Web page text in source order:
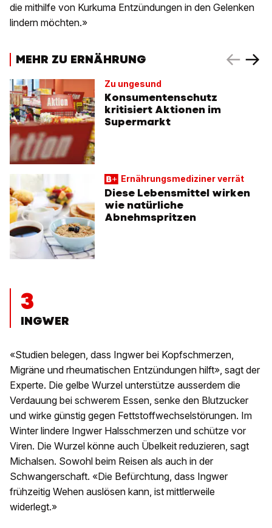
die mithilfe von Kurkuma Entzündungen in den Gelenken
lindern möchten.»
MEHR ZU ERNÄHRUNG
Zu ungesund
Konsumentenschutz
kritisiert Aktionen im
Supermarkt
Ernährungsmediziner verrät
Diese Lebensmittel wirken
wie natürliche
Abnehmspritzen
3
INGWER
«Studien belegen, dass Ingwer bei Kopfschmerzen,
Migräne und rheumatischen Entzündungen hilft», sagt der
Experte. Die gelbe Wurzel unterstütze ausserdem die
Verdauung bei schwerem Essen, senke den Blutzucker
und wirke günstig gegen Fettstoffwechselstörungen. Im
Winter lindere Ingwer Halsschmerzen und schütze vor
Viren. Die Wurzel könne auch Übelkeit reduzieren, sagt
Michalsen. Sowohl beim Reisen als auch in der
Schwangerschaft. «Die Befürchtung, dass Ingwer
frühzeitig Wehen auslösen kann, ist mittlerweile
widerlegt.»